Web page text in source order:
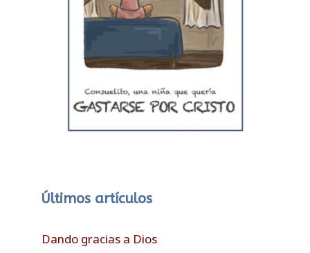
Últimos artículos
Dando gracias a Dios